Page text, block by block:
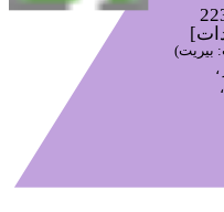
بيريت